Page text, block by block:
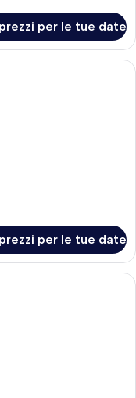
per le tue date
con tetto di paglia,
per le tue date
con piscina, poltrone